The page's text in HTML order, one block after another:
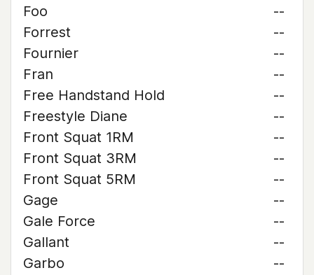
Foo
--
Forrest
--
Fournier
--
Fran
--
Free Handstand Hold
--
Freestyle Diane
--
Front Squat 1RM
--
Front Squat 3RM
--
Front Squat 5RM
--
Gage
--
Gale Force
--
Gallant
--
Garbo
--